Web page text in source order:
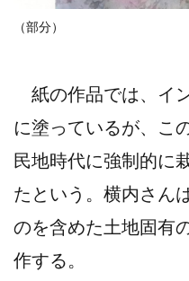
（部分）
紙の作品では、イ
に塗っているが、こ
民地時代に強制的に
たという。横内さん
のを含めた土地固有
作する。